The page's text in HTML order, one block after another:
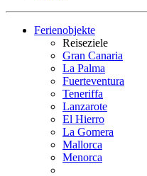
Ferienobjekte
Reiseziele
Gran Canaria
La Palma
Fuerteventura
Teneriffa
Lanzarote
El Hierro
La Gomera
Mallorca
Menorca